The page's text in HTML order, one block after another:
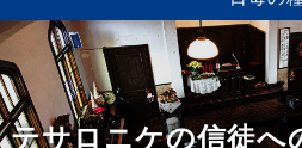
テサロニケの信徒へ